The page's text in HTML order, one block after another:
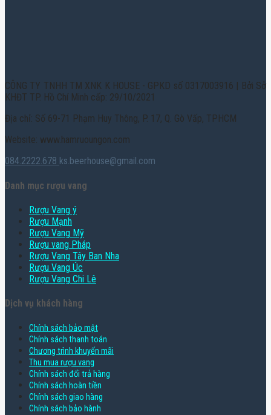
CÔNG TY TNHH TM XNK K HOUSE - GPKD số 0317003916 | Bởi Sở
KHĐT TP. Hồ Chí Minh cấp: 29/10/2021
Địa chỉ: Số 69-71 Phạm Huy Thông, P. 17, Q. Gò Vấp, TPHCM
Website: www.hamruoungon.com
084.2222.678 ks.beerhouse@gmail.com
Danh mục rượu vang
Rượu Vang ý
Rượu Mạnh
Rượu Vang Mỹ
Rượu vang Pháp
Rượu Vang Tây Ban Nha
Rượu Vang Úc
Rượu Vang Chi Lê
Dịch vụ khách hàng
Chính sách bảo mật
Chính sách thanh toán
Chương trình khuyến mãi
Thu mua rượu vang
Chính sách đổi trả hàng
Chính sách hoàn tiền
Chính sách giao hàng
Chính sách bảo hành